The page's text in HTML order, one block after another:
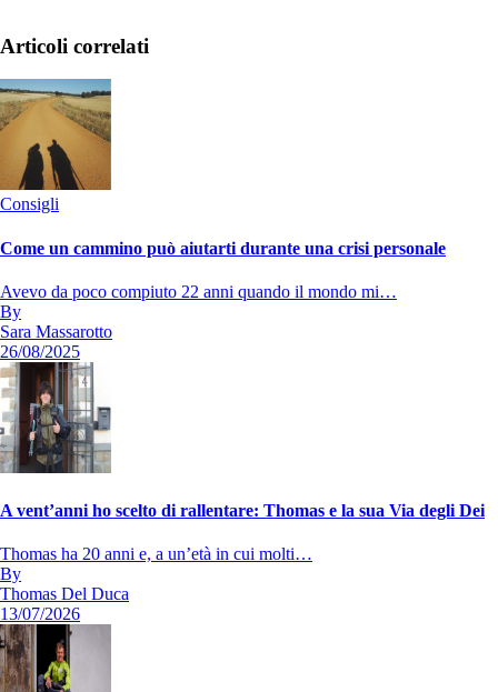
Articoli correlati
Consigli
Come un cammino può aiutarti durante una crisi personale
Avevo da poco compiuto 22 anni quando il mondo mi…
By
Sara Massarotto
26/08/2025
A vent’anni ho scelto di rallentare: Thomas e la sua Via degli Dei
Thomas ha 20 anni e, a un’età in cui molti…
By
Thomas Del Duca
13/07/2026